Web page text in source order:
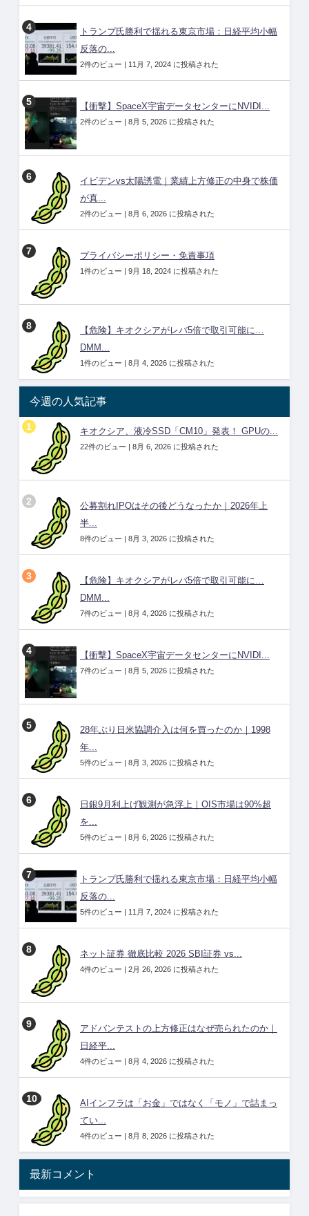
トランプ氏勝利で揺れる東京市場：日経平均小幅
反落の...
2件のビュー | 11月 7, 2024 に投稿された
【衝撃】SpaceX宇宙データセンターにNVIDI...
2件のビュー | 8月 5, 2026 に投稿された
イビデンvs太陽誘電｜業績上方修正の中身で株価
が真...
2件のビュー | 8月 6, 2026 に投稿された
プライバシーポリシー・免責事項
1件のビュー | 9月 18, 2024 に投稿された
【危険】キオクシアがレバ5倍で取引可能に…
DMM...
1件のビュー | 8月 4, 2026 に投稿された
今週の人気記事
キオクシア、液冷SSD「CM10」発表！ GPUの...
22件のビュー | 8月 6, 2026 に投稿された
公募割れIPOはその後どうなったか｜2026年上
半...
8件のビュー | 8月 3, 2026 に投稿された
【危険】キオクシアがレバ5倍で取引可能に…
DMM...
7件のビュー | 8月 4, 2026 に投稿された
【衝撃】SpaceX宇宙データセンターにNVIDI...
7件のビュー | 8月 5, 2026 に投稿された
28年ぶり日米協調介入は何を買ったのか｜1998
年...
5件のビュー | 8月 3, 2026 に投稿された
日銀9月利上げ観測が急浮上｜OIS市場は90%超
を...
5件のビュー | 8月 6, 2026 に投稿された
トランプ氏勝利で揺れる東京市場：日経平均小幅
反落の...
5件のビュー | 11月 7, 2024 に投稿された
ネット証券 徹底比較 2026 SBI証券 vs...
4件のビュー | 2月 26, 2026 に投稿された
アドバンテストの上方修正はなぜ売られたのか｜
日経平...
4件のビュー | 8月 4, 2026 に投稿された
AIインフラは「お金」ではなく「モノ」で詰まっ
てい...
4件のビュー | 8月 8, 2026 に投稿された
最新コメント